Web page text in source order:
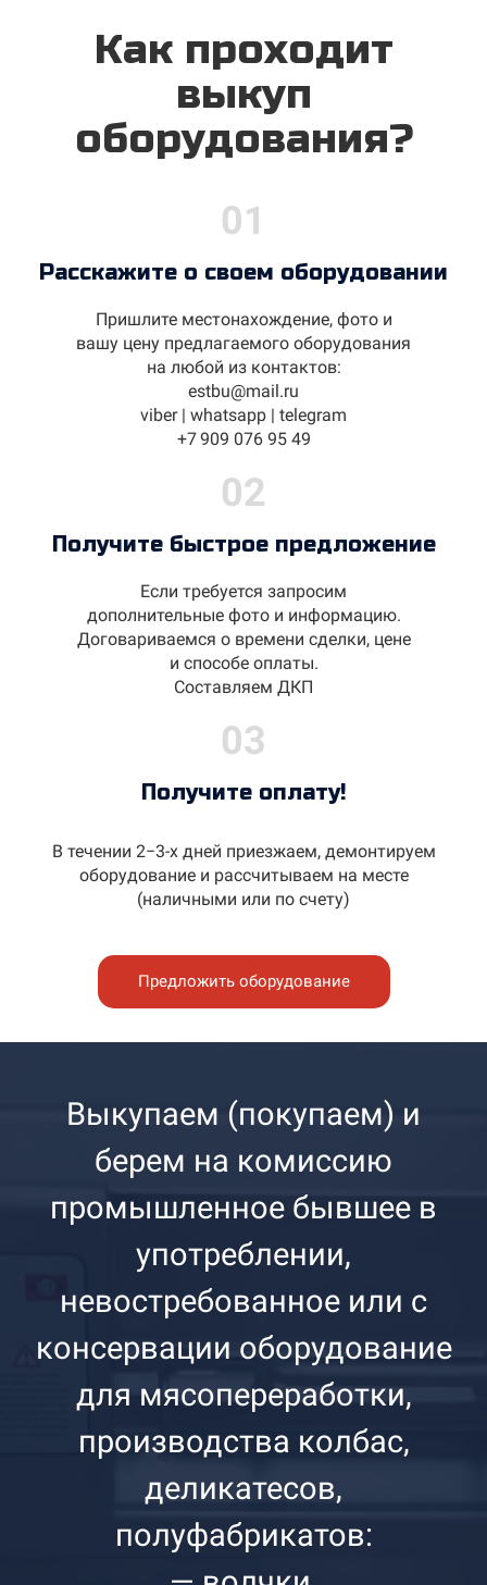
Как проходит
выкуп
оборудования?
01
Расскажите о своем оборудовании
Пришлите местонахождение, фото и
вашу цену предлагаемого оборудования
на любой из контактов:
estbu@mail.ru
viber | whatsapp | telegram
+7 909 076 95 49
02
Получите быстрое предложение
Если требуется запросим
дополнительные фото и информацию.
Договариваемся о времени сделки, цене
и способе оплаты.
Составляем ДКП
03
Получите оплату!
В течении 2−3-х дней приезжаем, демонтируем
оборудование и рассчитываем на месте
(наличными или по счету)
Предложить оборудование
Выкупаем (покупаем) и
берем на комиссию
промышленное бывшее в
употреблении,
невостребованное или с
консервации оборудование
для мясопереработки,
производства колбас,
деликатесов,
полуфабрикатов: